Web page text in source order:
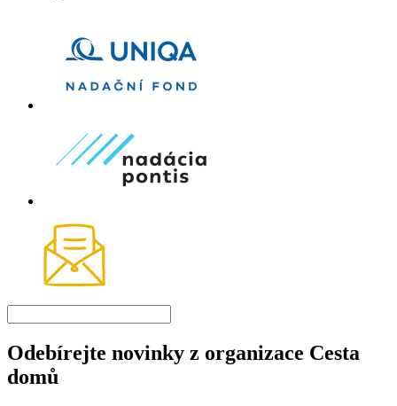
Odebírejte novinky z organizace Cesta
domů